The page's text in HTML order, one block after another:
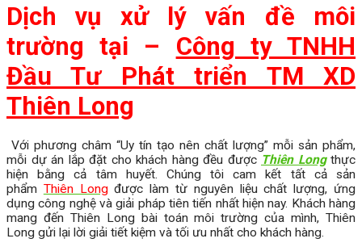
Dịch vụ xử lý vấn đề môi
trường tại – Công ty TNHH
Đầu Tư Phát triển TM XD
Thiên Long
Với phương châm “Uy tín tạo nên chất lượng” mỗi sản phẩm,
mỗi dự án lắp đặt cho khách hàng đều được Thiên Longthực
hiện bằng cả tâm huyết. Chúng tôi cam kết tất cả sản
phẩm Thiên Longđược làm từ nguyên liệu chất lượng, ứng
dụng công nghệ và giải pháp tiên tiến nhất hiện nay. Khách hàng
mang đến Thiên Long bài toán môi trường của mình, Thiên
Long gửi lại lời giải tiết kiệm và tối ưu nhất cho khách hàng.